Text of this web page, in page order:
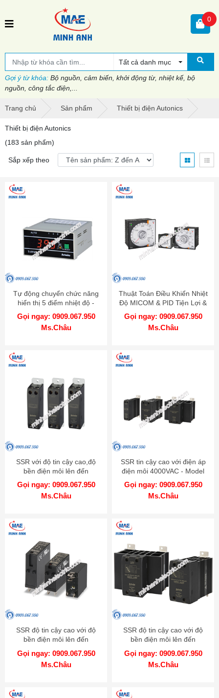
Tất cả danh mục
Gợi ý từ khóa: Bộ nguồn, cảm biến, khởi động từ, nhiệt kế, bộ
nguồn, công tắc điện,...
0
Trang chủ Sản phẩm Thiết bị điện Autonics
Thiết bị điện Autonics
(183 sản phẩm)
Sắp xếp theo
Tự động chuyển chức năng
hiển thị 5 điểm nhiệt độ -
Model T4WM
Gọi ngay: 0909.067.950
Ms.Châu
Thuật Toán Điều Khiển Nhiệt
Độ MICOM & PID Tiện Lợi &
Chính Xác - Model TA
Gọi ngay: 0909.067.950
Ms.Châu
SSR với độ tin cậy cao,độ
bền điện môi lên đến
4000VAC - Model SRC1
Gọi ngay: 0909.067.950
Ms.Châu
SSR tin cậy cao với điện áp
điện môi 4000VAC - Model
SRH1
Gọi ngay: 0909.067.950
Ms.Châu
SSR độ tin cậy cao với độ
bền điện môi lên đến
4000VAC - Model SRS1
Gọi ngay: 0909.067.950
Ms.Châu
SSR độ tin cậy cao với độ
bền điện môi lên đến
4000VAC - Model SRPH1
Gọi ngay: 0909.067.950
Ms.Châu